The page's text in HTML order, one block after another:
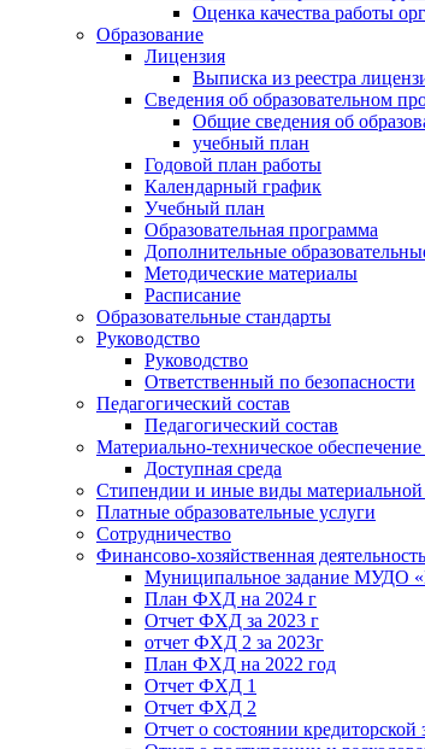
Оценка качества работы
Образование
Лицензия
Выписка из реестра
Сведения об образовательном
Общие сведения об
учебный план
Годовой план работы
Календарный график
Учебный план
Образовательная программа
Дополнительные
Методические материалы
Расписание
Образовательные стандарты
Руководство
Руководство
Ответственный по безопасности
Педагогический состав
Педагогический состав
Материально-техническое
Доступная среда
Стипендии и иные виды
Платные образовательные услуги
Сотрудничество
Финансово-хозяйственная деятельность
Муниципальное задание МУДО
План ФХД на 2024 г
Отчет ФХД за 2023 г
отчет ФХД 2 за 2023г
План ФХД на 2022 год
Отчет ФХД 1
Отчет ФХД 2
Отчет о состоянии